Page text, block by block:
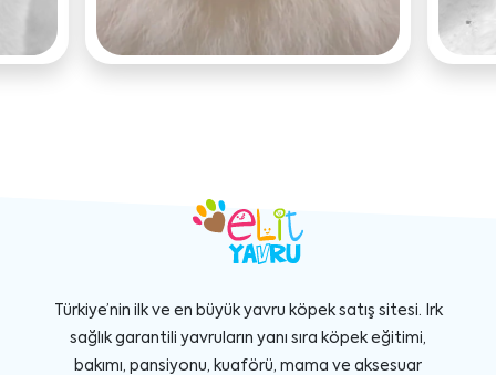
Türkiye’nin ilk ve en büyük yavru köpek satış sitesi. Irk
sağlık garantili yavruların yanı sıra köpek eğitimi,
bakımı, pansiyonu, kuaförü, mama ve aksesuar